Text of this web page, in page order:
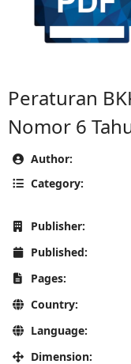
Peraturan
Nomor 6
Author:
Category:
Publisher:
Published:
Pages:
Country:
Language:
Dimension: